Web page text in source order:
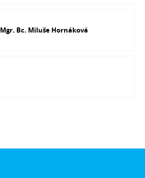
Mgr. Bc. Miluše Hornáková